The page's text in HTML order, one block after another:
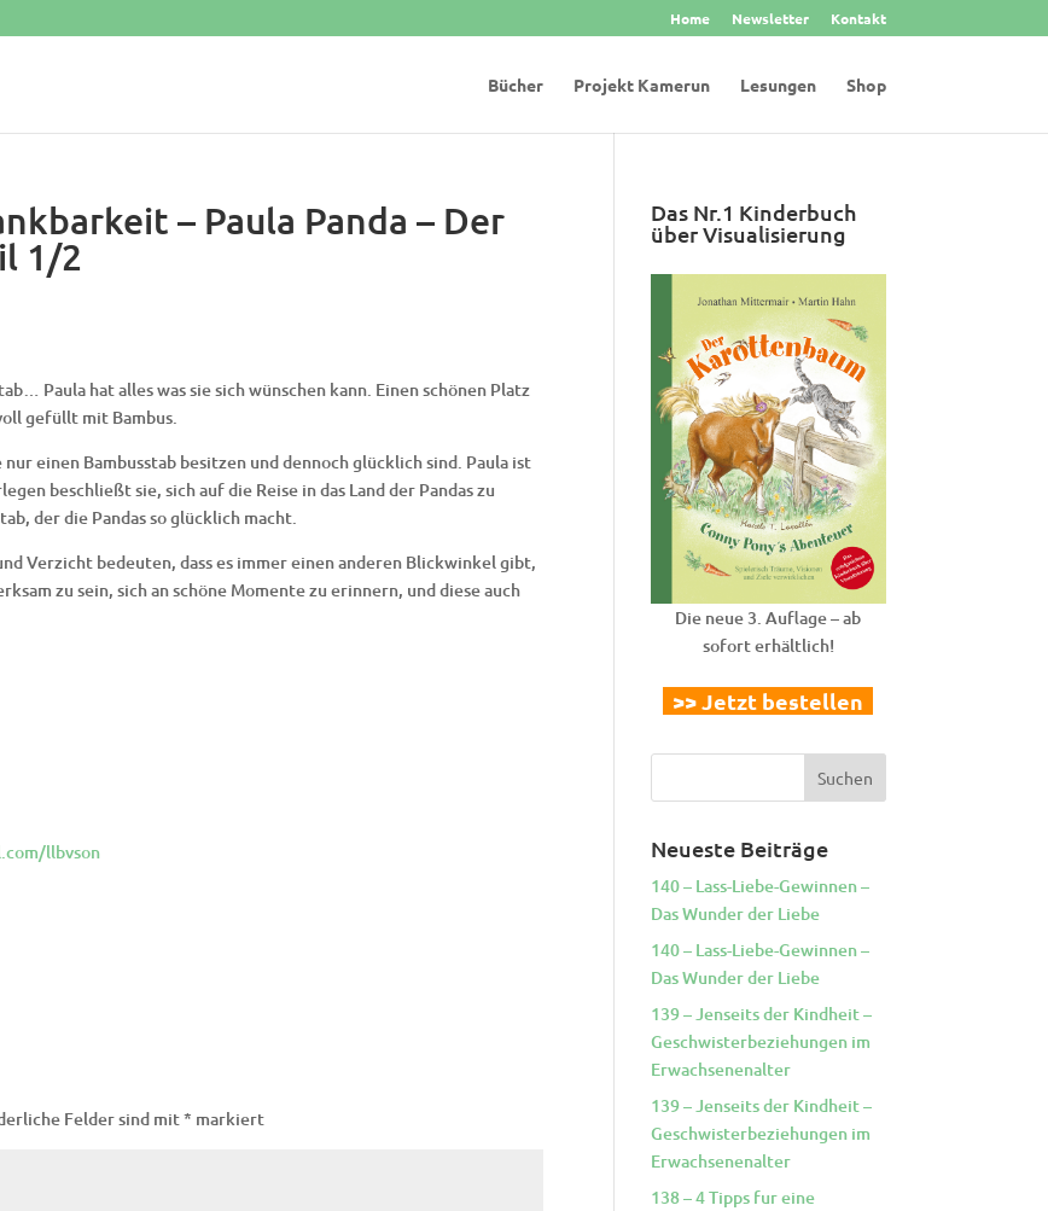
Home Newsletter Kontakt
Bücher Projekt Kamerun Lesungen Shop
– Paula Panda – Der
1/2
Paula hat alles was sie sich wünschen kann. Einen schönen Platz
gefüllt mit Bambus.
nur einen Bambusstab besitzen und dennoch glücklich sind. Paula ist
beschließt sie, sich auf die Reise in das Land der Pandas zu
der die Pandas so glücklich macht.
Verzicht bedeuten, dass es immer einen anderen Blickwinkel gibt,
zu sein, sich an schöne Momente zu erinnern, und diese auch
llbvson
Felder sind mit* markiert
Das Nr.1 Kinderbuch
über Visualisierung
Die neue 3. Auflage – ab
sofort erhältlich!
>> Jetzt bestellen
Neueste Beiträge
140 – Lass-Liebe-Gewinnen –
Das Wunder der Liebe
140 – Lass-Liebe-Gewinnen –
Das Wunder der Liebe
139 – Jenseits der Kindheit –
Geschwisterbeziehungen im
Erwachsenenalter
139 – Jenseits der Kindheit –
Geschwisterbeziehungen im
Erwachsenenalter
138 – 4 Tipps fur eine